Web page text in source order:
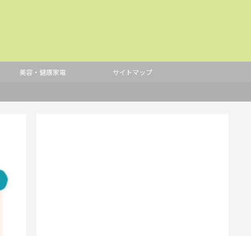
美容・健康家電 サイトマップ